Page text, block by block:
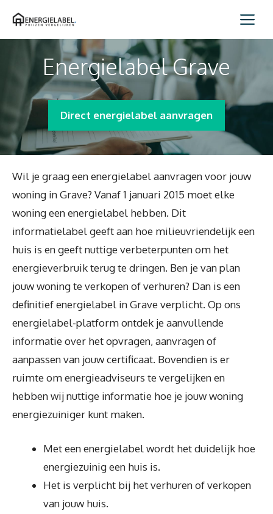
naar
Energielabel Grave
Direct energielabel aanvragen
Wil je graag een energielabel aanvragen voor jouw
woning in Grave? Vanaf 1 januari 2015 moet elke
woning een energielabel hebben. Dit
informatielabel geeft aan hoe milieuvriendelijk een
huis is en geeft nuttige verbeterpunten om het
energieverbruik terug te dringen. Ben je van plan
jouw woning te verkopen of verhuren? Dan is een
definitief energielabel in Grave verplicht. Op ons
energielabel-platform ontdek je aanvullende
informatie over het opvragen, aanvragen of
aanpassen van jouw certificaat. Bovendien is er
ruimte om energieadviseurs te vergelijken en
hebben wij nuttige informatie hoe je jouw woning
energiezuiniger kunt maken.
Met een energielabel wordt het duidelijk hoe
energiezuinig een huis is.
Het is verplicht bij het verhuren of verkopen
van jouw huis.